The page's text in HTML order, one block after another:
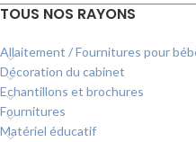
TOUS NOS RAYONS
Allaitement / Fournitures pour
Décoration du cabinet
Echantillons et brochures
Fournitures
Matériel éducatif